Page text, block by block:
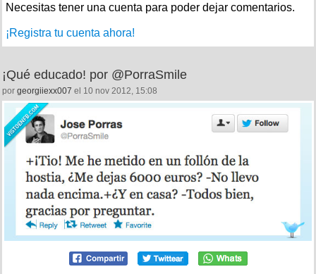
Necesitas tener una cuenta para poder dejar comentarios.
¡Registra tu cuenta ahora!
¡Qué educado! por @PorraSmile
por georgiiexx007 el 10 nov 2012, 15:08